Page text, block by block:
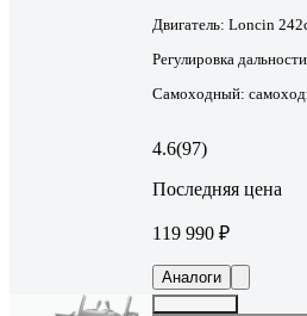
Двигатель: Loncin
Регулировка
Самоходный:
4.6(97)
Последняя цена
119 990 ₽
Аналоги